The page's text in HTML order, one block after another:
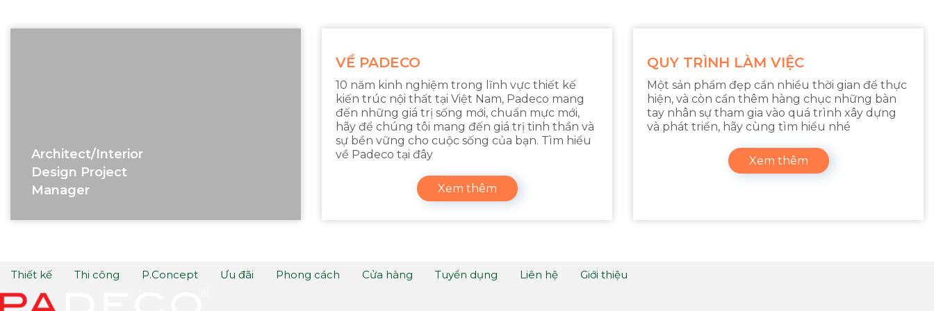
Architect/interior
Design Project
Manager
VỀ PADECO
10 năm kinh nghiệm trong lĩnh vực thiết kế
kiến trúc nội thất tại Việt Nam, Padeco mang
đến những giá trị sống mới, chuẩn mực mới,
hãy để chúng tôi mang đến giá trị tinh thần và
sự bền vững cho cuộc sống của bạn. Tìm hiểu
về Padeco tại đây
Xem thêm
QUY TRÌNH LÀM VIỆC
Một sản phẩm đẹp cần nhiều thời gian để thực
hiện, và còn cần thêm hàng chục những bàn
tay nhân sự tham gia vào quá trình xây dựng
và phát triển, hãy cùng tìm hiểu nhé
Xem thêm
Thiết kế Thi công P.Concept Ưu đãi Phong cách Cửa hàng Tuyển dụng Liên hệ Giới thiệu